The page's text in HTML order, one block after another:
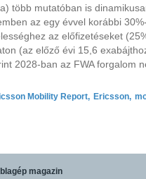
több mutatóban is
az egy évvel korábbi
az előfizetéseket
(az előző évi 15,6
2028-ban az FWA forgalom
Mobility Report, Ericsson,
magazin